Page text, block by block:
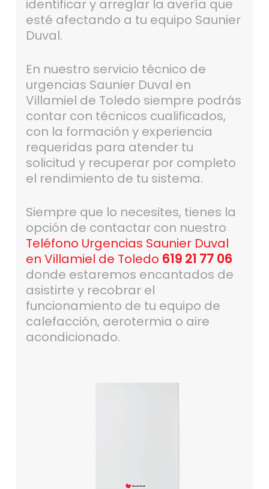
identificar y arreglar la avería que
esté afectando a tu equipo Saunier
Duval.
En nuestro servicio técnico de
urgencias Saunier Duval en
Villamiel de Toledo siempre podrás
contar con técnicos cualificados,
con la formación y experiencia
requeridas para atender tu
solicitud y recuperar por completo
el rendimiento de tu sistema.
Siempre que lo necesites, tienes la
opción de contactar con nuestro
Teléfono Urgencias Saunier Duval
en Villamiel de Toledo 619 21 77 06
donde estaremos encantados de
asistirte y recobrar el
funcionamiento de tu equipo de
calefacción, aerotermia o aire
acondicionado.